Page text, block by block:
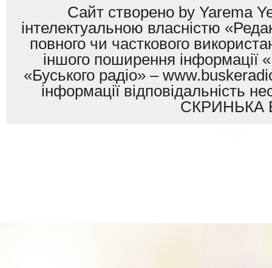
Сайт створено by Yarema
інтелектуальною власністю
повного чи часткового
іншого поширення інформації
«Буського радіо» –
інформації
СКРИНЬКА